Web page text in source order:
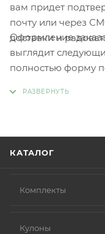
вам придет
почту или через
доставки и
Оформление
выглядит
полностью форму
КАТАЛОГ
Комплекты
Кулоны